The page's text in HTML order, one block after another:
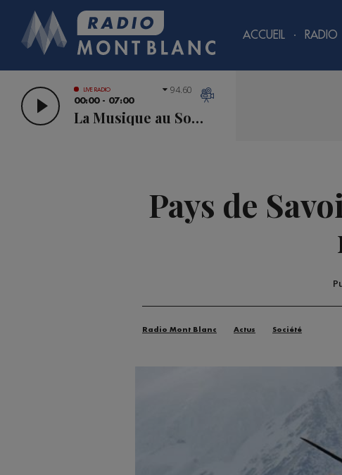
ACCUEIL RADIO
LIVE RADIO
00:00 - 07:00
La Musique au Sommet
94.60
Pays de
Radio Mont Blanc Actus Société